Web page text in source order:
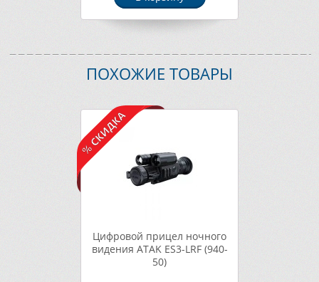
ПОХОЖИЕ ТОВАРЫ
Цифровой прицел ночного
видения ATAK ES3-LRF (940-
50)